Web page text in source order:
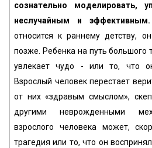
сознательно моделировать,
неслучайным и эффективным.
относится к раннему детству,
позже. Ребенка на путь большого
увлекает чудо - или то, что
Взрослый человек перестает
от них «здравым смыслом»,
другими неврожденными
взрослого человека может,
трагедия или то, что он